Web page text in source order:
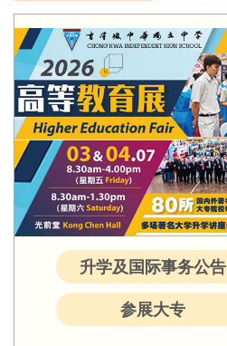
升学及国际事务公告
参展大专